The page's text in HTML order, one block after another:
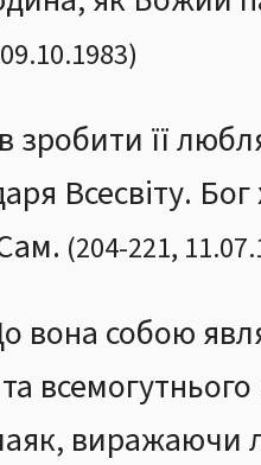
09.10.1983)
зробити її
Всесвіту. Бог
(204-221,
вона собою
виражаючи